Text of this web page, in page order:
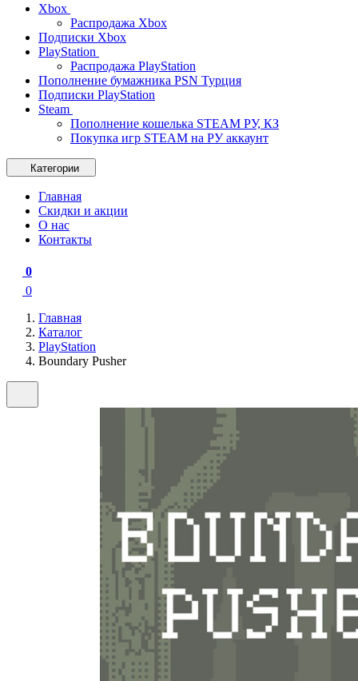
Xbox
Распродажа Xbox
Подписки Xbox
PlayStation
Распродажа PlayStation
Пополнение бумажника PSN Турция
Подписки PlayStation
Steam
Пополнение кошелька STEAM РУ, КЗ
Покупка игр STEAM на РУ аккаунт
Категории
Главная
Скидки и акции
О нас
Контакты
0
0
Главная
Каталог
PlayStation
Boundary Pusher